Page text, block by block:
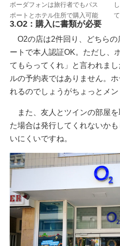
ボーダフォンは旅行者でもパス
ポートとホテル住所で購入可能
3.O2：購入に書類が必要
O2の店は2件回り、どちらの
ートで本人認証OK。ただし、
てもらってくれ」と言われま
ルの予約表ではありません。
れるのでしょうがちょっとメン
また、友人とツインの部屋を
た場合は発行してくれないか
いにくいですね。